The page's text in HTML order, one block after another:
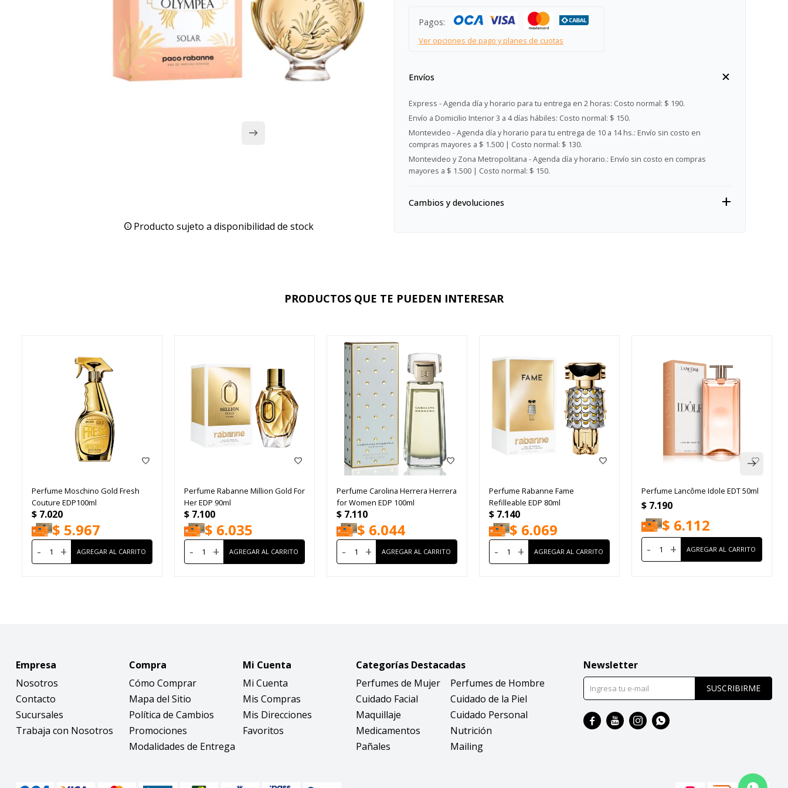
Producto sujeto a disponibilidad de stock
Pagos:
Ver opciones de pago y planes de cuotas
Envíos
Express - Agenda día y horario para tu entrega en 2 horas: Costo normal: $ 190.
Envío a Domicilio Interior 3 a 4 días hábiles: Costo normal: $ 150.
Montevideo - Agenda día y horario para tu entrega de 10 a 14 hs.: Envío sin costo en
compras mayores a $ 1.500 | Costo normal: $ 130.
Montevideo y Zona Metropolitana - Agenda día y horario.: Envío sin costo en compras
mayores a $ 1.500 | Costo normal: $ 150.
Cambios y devoluciones
PRODUCTOS QUE TE PUEDEN INTERESAR
Perfume Moschino Gold Fresh
Couture EDP100ml
$ 7.020
$ 5.967
- +
Perfume Rabanne Million Gold For
Her EDP 90ml
$ 7.100
$ 6.035
- +
Perfume Carolina Herrera Herrera
for Women EDP 100ml
$ 7.110
$ 6.044
- +
Perfume Rabanne Fame
Refilleable EDP 80ml
$ 7.140
$ 6.069
- +
Perfume Lancôme Idole EDT 50ml
$ 7.190
$ 6.112
- +
Empresa
Nosotros
Contacto
Sucursales
Trabaja con Nosotros
Compra
Cómo Comprar
Mapa del Sitio
Política de Cambios
Promociones
Modalidades de Entrega
Mi Cuenta
Mi Cuenta
Mis Compras
Mis Direcciones
Favoritos
Categorías Destacadas
Perfumes de Mujer
Perfumes de Hombre
Cuidado Facial
Cuidado de la Piel
Maquillaje
Cuidado Personal
Medicamentos
Nutrición
Pañales
Mailing
Newsletter
SUSCRIBIRME
   